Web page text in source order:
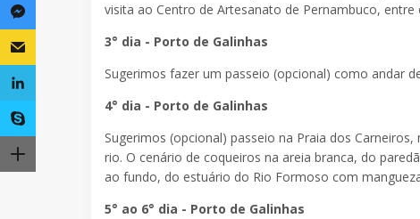
visita ao Centro de Artesanato de Pernambuco,
3° dia - Porto de Galinhas
Sugerimos fazer um passeio (opcional) como andar
4° dia - Porto de Galinhas
Sugerimos (opcional) passeio na Praia dos
rio. O cenário de coqueiros na areia branca, do
ao fundo, do estuário do Rio Formoso com
5° ao 6° dia - Porto de Galinhas